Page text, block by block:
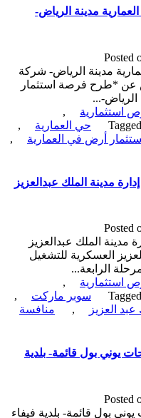
مدينة الرياض-
الرياض- شركة
*طرح فرصة استثمار
...
,
حي العمارية
,
أرض في العمارية
,
الملك عبدالعزيز
الملك عبدالعزيز
العسكرية للتشغيل
,
سوبر ماركت
,
,
منافسة
وصيانة 4 لوحات يوني بول قائمة- بلدية
4 لوحات يوني بول قائمة- بلدية فيفاء